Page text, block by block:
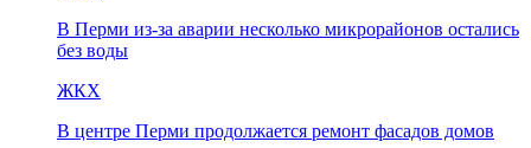
В Перми из-за аварии несколько микрорайонов остались
без воды
ЖКХ
В центре Перми продолжается ремонт фасадов домов